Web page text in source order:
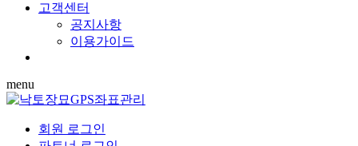
고객센터
공지사항
이용가이드
menu
회원 로그인